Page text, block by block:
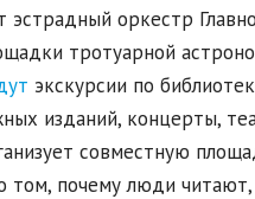
оркестр
тротуарной
экскурсии по
изданий, концерты,
совместную
почему люди